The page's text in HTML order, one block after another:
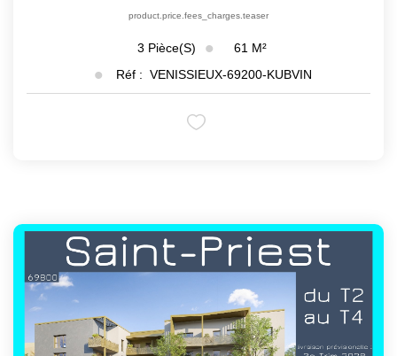
product.price.fees_charges.teaser
3 Pièce(s) 61 M²
Réf : VENISSIEUX-69200-KUBVIN